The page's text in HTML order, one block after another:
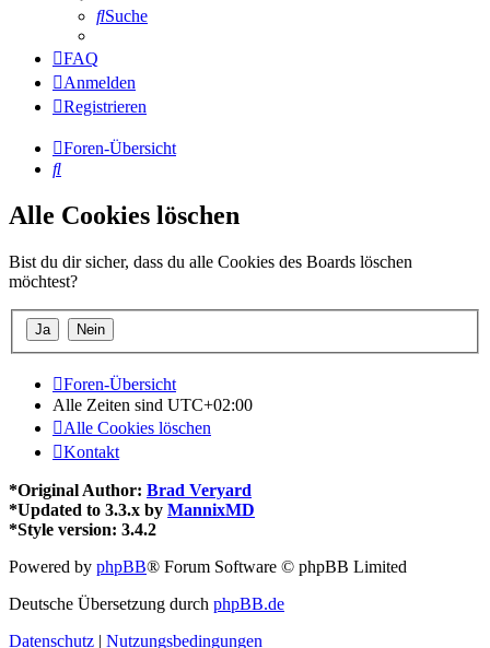
Suche
FAQ
Anmelden
Registrieren
Foren-Übersicht
Suche
Alle Cookies löschen
Bist du dir sicher, dass du alle Cookies des Boards löschen
möchtest?
Foren-Übersicht
Alle Zeiten sind UTC+02:00
Alle Cookies löschen
Kontakt
*Original Author: Brad Veryard
*Updated to 3.3.x by MannixMD
*Style version: 3.4.2
Powered by phpBB® Forum Software © phpBB Limited
Deutsche Übersetzung durch phpBB.de
Datenschutz | Nutzungsbedingungen